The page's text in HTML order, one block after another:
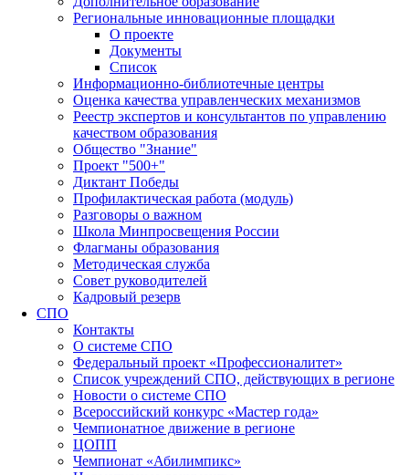
Региональные инновационные площадки
О проекте
Документы
Список
Информационно-библиотечные центры
Оценка качества управленческих механизмов
Реестр экспертов и консультантов по управлению
качеством образования
Общество "Знание"
Проект "500+"
Диктант Победы
Профилактическая работа (модуль)
Разговоры о важном
Школа Минпросвещения России
Флагманы образования
Методическая служба
Совет руководителей
Кадровый резерв
СПО
Контакты
О системе СПО
Федеральный проект «Профессионалитет»
Список учреждений СПО, действующих в регионе
Новости о системе СПО
Всероссийский конкурс «Мастер года»
Чемпионатное движение в регионе
ЦОПП
Чемпионат «Абилимпикс»